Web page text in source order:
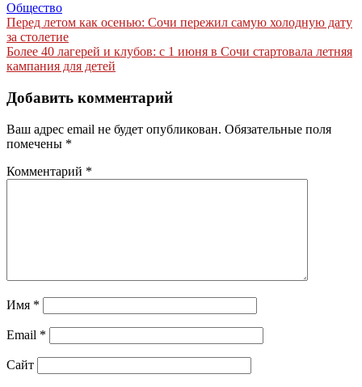
Общество
Навигация
по
записям
Перед летом как осенью: Сочи пережил самую холодную дату
за столетие
Более 40 лагерей и клубов: с 1 июня в Сочи стартовала летняя
кампания для детей
Добавить комментарий
Ваш адрес email не будет опубликован. Обязательные поля
помечены *
Комментарий *
Имя *
Email *
Сайт